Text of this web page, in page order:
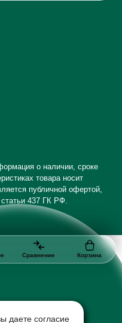
о наличии, сроке
товара носит
публичной офертой,
437 ГК РФ.
Сравнение Корзина
даете согласие